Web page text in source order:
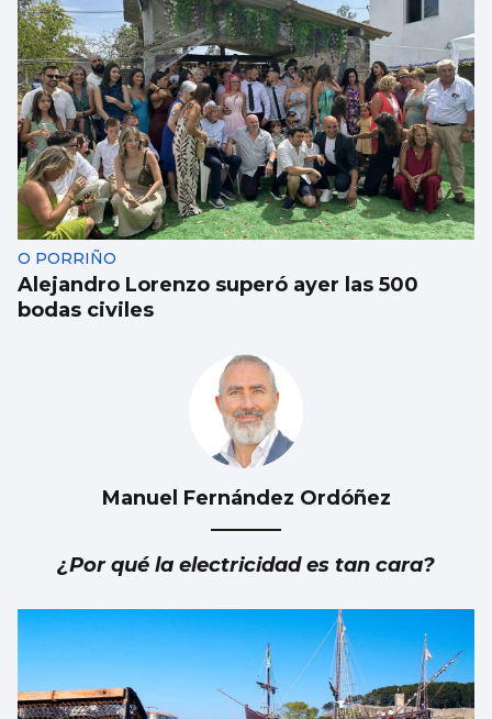
Noticias de Vigo en 2 minutos: miércoles 5
de agosto
O PORRIÑO
Alejandro Lorenzo superó ayer las 500
bodas civiles
Manuel Fernández Ordóñez
¿Por qué la electricidad es tan cara?